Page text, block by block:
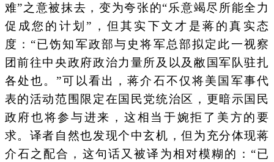
难”之意被抹去，变为夸张的“乐意竭尽所能全力
促成您的计划”，但其实下文才是蒋的真实态
度：“已饬知军政部与史将军总部拟定此一视察
团前往中央政府政治力量所及以及敝国军队驻扎
各处也。”可以看出，蒋介石不仅将美国军事代
表的活动范围限定在国民党统治区，更暗示国民
政府也将参与进来，这相当于婉拒了美方的要
求。译者自然也发现个中玄机，但为充分体现蒋
介石之配合，这句话又被译为相对模糊的：“已